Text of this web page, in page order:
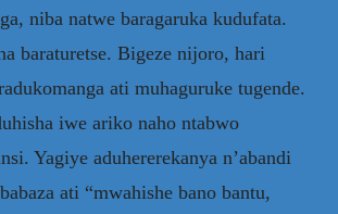
niba natwe baragaruka kudufata.
baraturetse. Bigeze nijoro, hari
ati muhaguruke tugende.
iwe ariko naho ntabwo
Yagiye aduhererekanya n’abandi
ati “mwahishe bano bantu,